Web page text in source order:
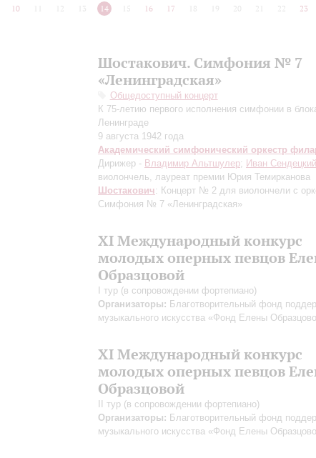
10 12 13 14 15 16 17 18 19 20 21 22 23
Шостакович. Симфония № 7
«Ленинградская»
Общедоступный концерт
К 75-летию первого исполнения симфонии в
Ленинграде
9 августа 1942 года
Академический симфонический оркестр
Дирижер - Владимир Альтшулер; Иван Сендецкий
виолончель, лауреат премии Юрия Темирканова
Шостакович: Концерт № 2 для виолончели с
Симфония № 7 «Ленинградская»
XI Международный конкурс
молодых оперных певцов
Образцовой
I тур (в сопровождении фортепиано)
Организаторы: Благотворительный фонд
музыкального искусства «Фонд Елены
XI Международный конкурс
молодых оперных певцов
Образцовой
II тур (в сопровождении фортепиано)
Организаторы: Благотворительный фонд
музыкального искусства «Фонд Елены